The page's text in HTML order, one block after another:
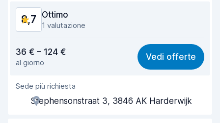
8,7 Ottimo
1 valutazione
8,8
Facile da trovare 8,2
Gentilezza degli agenti
Rapidità del ritiro
36 € – 124 €
al giorno
Vedi offerte
Sede più richiesta
Stephensonstraat 3, 3846 AK Harderwijk